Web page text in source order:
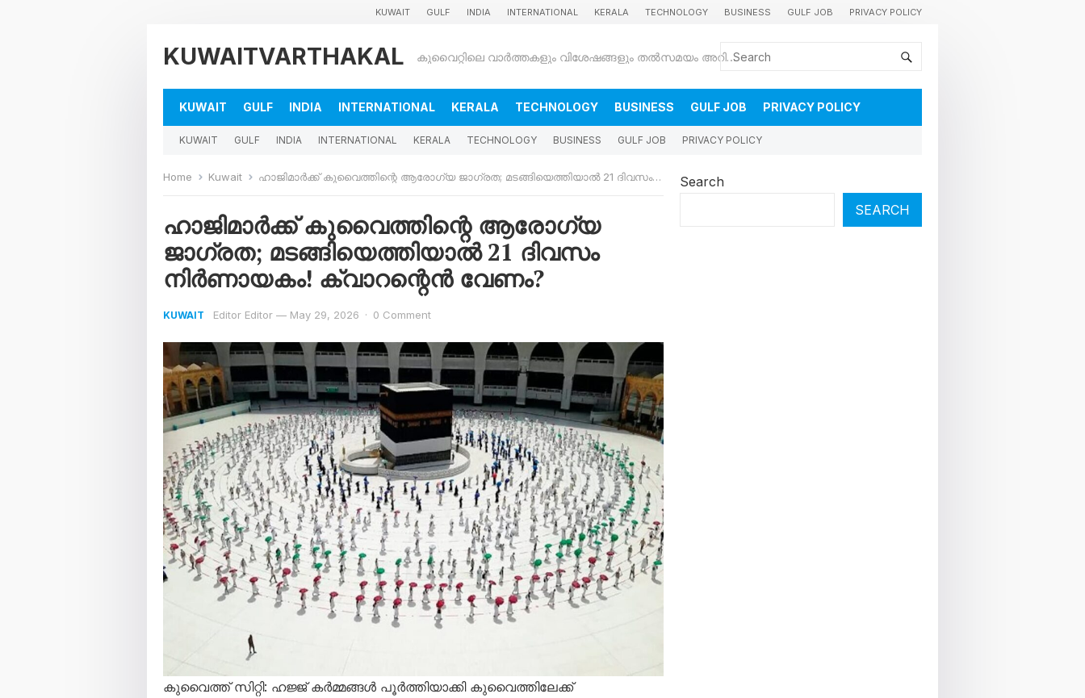
KUWAIT GULF INDIA INTERNATIONAL KERALA TECHNOLOGY BUSINESS GULF JOB PRIVACY POLICY
KUWAITVARTHAKAL കുവൈറ്റിലെ വാർത്തകളും വിശേഷങ്ങളും തൽസമയം അറിയാൻ
KUWAIT GULF INDIA INTERNATIONAL KERALA TECHNOLOGY BUSINESS GULF JOB PRIVACY POLICY
KUWAIT GULF INDIA INTERNATIONAL KERALA TECHNOLOGY BUSINESS GULF JOB PRIVACY POLICY
Home Kuwait ഹാജിമാർക്ക് കുവൈത്തിന്റെ ആരോഗ്യ ജാഗ്രത; മടങ്ങിയെത്തിയാൽ 21 ദിവസം നിർണായകം! ക്വാറന്റെൻ വേണം?
ഹാജിമാർക്ക് കുവൈത്തിന്റെ ആരോഗ്യ
ജാഗ്രത; മടങ്ങിയെത്തിയാൽ 21 ദിവസം
നിർണായകം! ക്വാറന്റെൻ വേണം?
KUWAIT Editor Editor — May 29, 2026 · 0 Comment
കുവൈത്ത് സിറ്റി: ഹജ്ജ് കർമ്മങ്ങൾ പൂർത്തിയാക്കി കുവൈത്തിലേക്ക്
Search
SEARCH